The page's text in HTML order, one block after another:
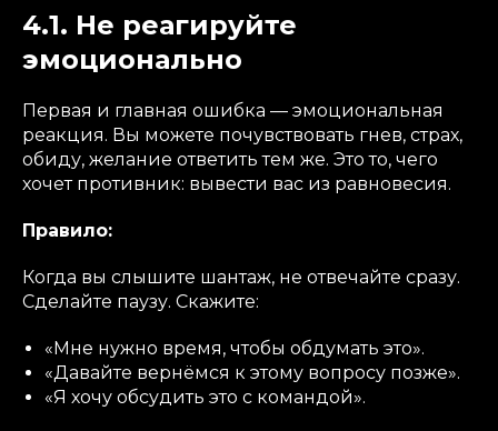
4.1. Не реагируйте
эмоционально
Первая и главная ошибка — эмоциональная
реакция. Вы можете почувствовать гнев, страх,
обиду, желание ответить тем же. Это то, чего
хочет противник: вывести вас из равновесия.
Правило:
Когда вы слышите шантаж, не отвечайте сразу.
Сделайте паузу. Скажите:
«Мне нужно время, чтобы обдумать это».
«Давайте вернёмся к этому вопросу позже».
«Я хочу обсудить это с командой».